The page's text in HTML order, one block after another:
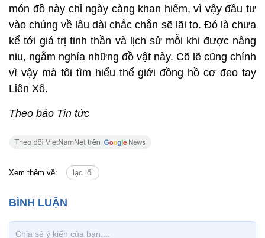
món đồ này chỉ ngày càng khan hiếm, vì vậy đầu tư
vào chúng về lâu dài chắc chắn sẽ lãi to. Đó là chưa
kể tới giá trị tinh thần và lịch sử mỗi khi được nâng
niu, ngắm nghía những đồ vật này. Cõ lẽ cũng chính
vì vậy mà tôi tìm hiểu thế giới đồng hồ cơ đeo tay
Liên Xô.
Theo báo Tin tức
Xem thêm về: lạc lối